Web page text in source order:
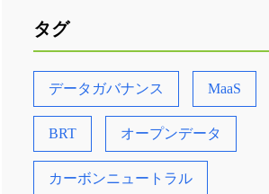
タグ
データガバナンス MaaS
BRT オープンデータ
カーボンニュートラル